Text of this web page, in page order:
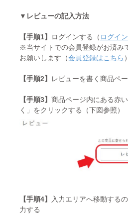
▼レビューの記入方法
【手順1】 ログインする（ ログイ
※当サイトでの会員登録がお済み
お願いします（会員登録はこちら ）
【手順2】 レビューを書く商品ペ
【手順3】 商品ページ内にある赤
く」をクリックする（下図参照）
【手順4】
入力エリアへ移動する
力する